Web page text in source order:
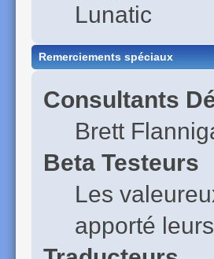
Lunatic
Remerciements spéciaux
Consultants
Brett
Beta Testeurs
Les
apporté